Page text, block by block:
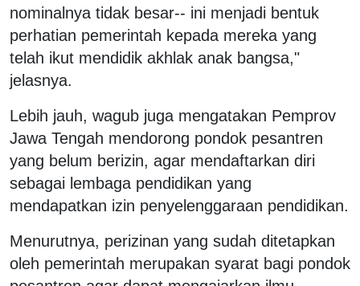
nominalnya tidak besar-- ini menjadi bentuk
perhatian pemerintah kepada mereka yang
telah ikut mendidik akhlak anak bangsa,"
jelasnya.
Lebih jauh, wagub juga mengatakan Pemprov
Jawa Tengah mendorong pondok pesantren
yang belum berizin, agar mendaftarkan diri
sebagai lembaga pendidikan yang
mendapatkan izin penyelenggaraan pendidikan.
Menurutnya, perizinan yang sudah ditetapkan
oleh pemerintah merupakan syarat bagi pondok